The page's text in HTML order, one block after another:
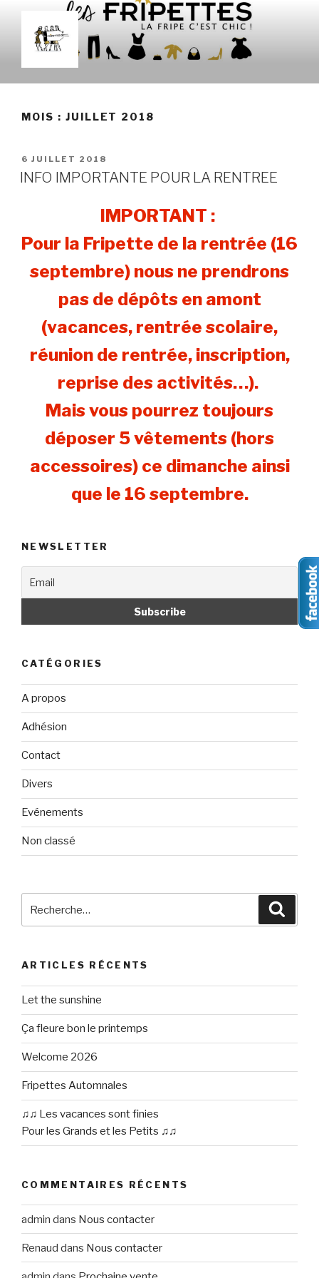
contenu
LES FRIPETTES
MOIS : JUILLET 2018
PUBLIÉ
LE
6 JUILLET 2018
INFO IMPORTANTE POUR LA RENTREE
IMPORTANT :
Pour la Fripette de la rentrée (16
septembre) nous ne prendrons
pas de dépôts en amont
(vacances, rentrée scolaire,
réunion de rentrée, inscription,
reprise des activités…).
Mais vous pourrez toujours
déposer 5 vêtements (hors
accessoires) ce dimanche ainsi
que le 16 septembre.
NEWSLETTER
CATÉGORIES
A propos
Adhésion
Contact
Divers
Evénements
Non classé
ARTICLES RÉCENTS
Let the sunshine
Ça fleure bon le printemps
Welcome 2026
Fripettes Automnales
♫♫ Les vacances sont finies
Pour les Grands et les Petits ♫♫
COMMENTAIRES RÉCENTS
admin dans Nous contacter
Renaud dans Nous contacter